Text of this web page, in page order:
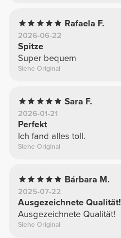
Rafaela F.
2026-06-22
Spitze
Super bequem
Siehe Original
Sara F.
2026-01-21
Perfekt
Ich fand alles toll.
Siehe Original
Bárbara M.
2025-07-22
Ausgezeichnete Qualität!
Ausgezeichnete Qualität!
Siehe Original